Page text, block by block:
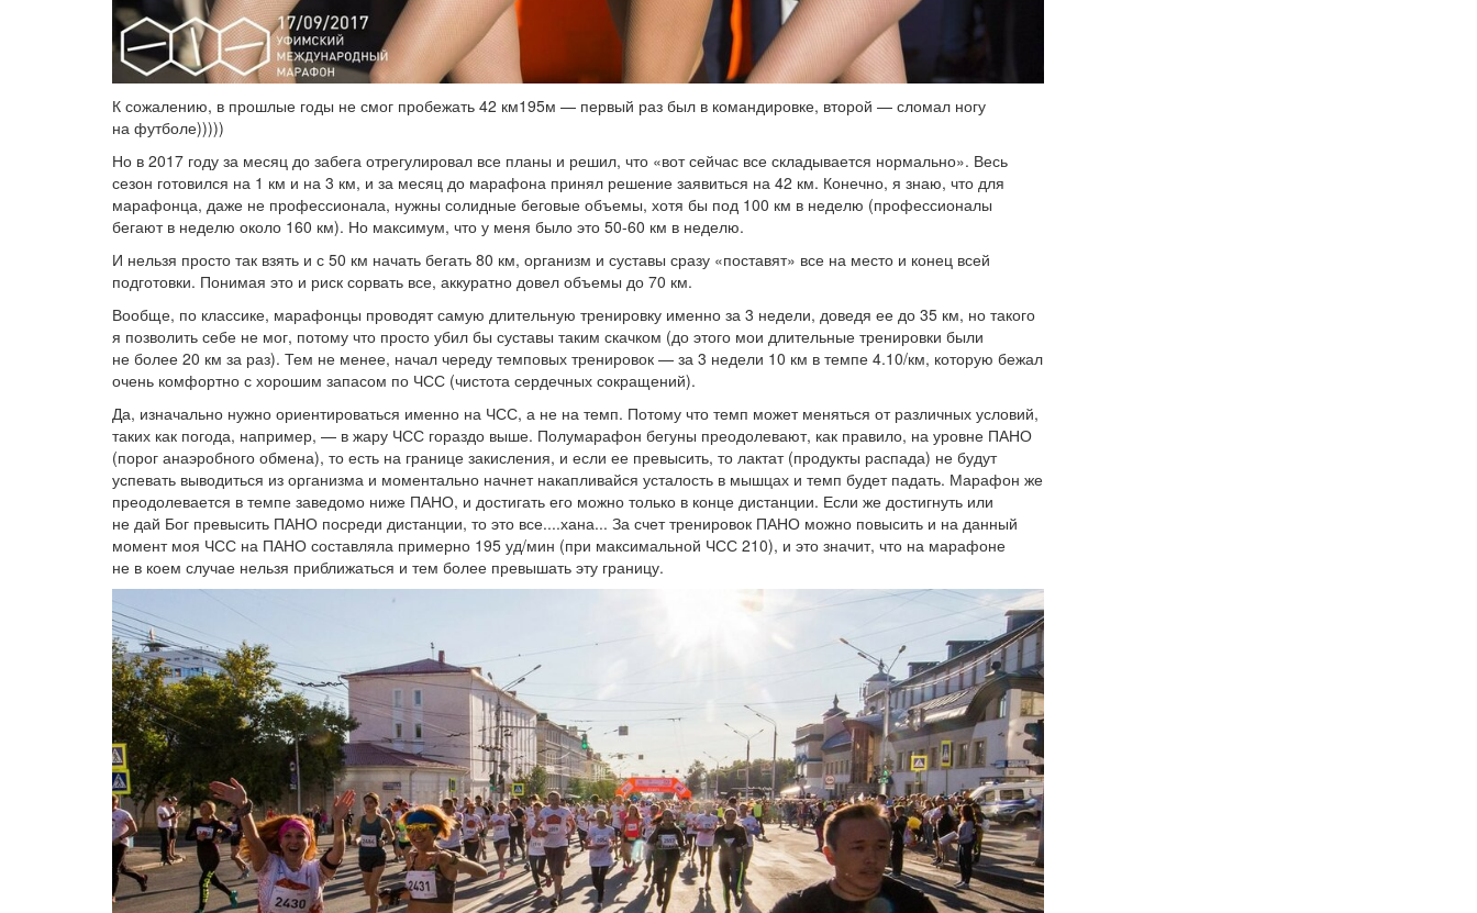
К сожалению, в прошлые годы не смог пробежать 42 км195м — первый раз был в командировке, второй — сломал ногу
на футболе)))))
Но в 2017 году за месяц до забега отрегулировал все планы и решил, что «вот сейчас все складывается нормально». Весь
сезон готовился на 1 км и на 3 км, и за месяц до марафона принял решение заявиться на 42 км. Конечно, я знаю, что для
марафонца, даже не профессионала, нужны солидные беговые объемы, хотя бы под 100 км в неделю (профессионалы
бегают в неделю около 160 км). Но максимум, что у меня было это 50-60 км в неделю.
И нельзя просто так взять и с 50 км начать бегать 80 км, организм и суставы сразу «поставят» все на место и конец всей
подготовки. Понимая это и риск сорвать все, аккуратно довел объемы до 70 км.
Вообще, по классике, марафонцы проводят самую длительную тренировку именно за 3 недели, доведя ее до 35 км, но такого
я позволить себе не мог, потому что просто убил бы суставы таким скачком (до этого мои длительные тренировки были
не более 20 км за раз). Тем не менее, начал череду темповых тренировок — за 3 недели 10 км в темпе 4.10/км, которую бежал
очень комфортно с хорошим запасом по ЧСС (чистота сердечных сокращений).
Да, изначально нужно ориентироваться именно на ЧСС, а не на темп. Потому что темп может меняться от различных условий,
таких как погода, например, — в жару ЧСС гораздо выше. Полумарафон бегуны преодолевают, как правило, на уровне ПАНО
(порог анаэробного обмена), то есть на границе закисления, и если ее превысить, то лактат (продукты распада) не будут
успевать выводиться из организма и моментально начнет накапливайся усталость в мышцах и темп будет падать. Марафон же
преодолевается в темпе заведомо ниже ПАНО, и достигать его можно только в конце дистанции. Если же достигнуть или
не дай Бог превысить ПАНО посреди дистанции, то это все....хана... За счет тренировок ПАНО можно повысить и на данный
момент моя ЧСС на ПАНО составляла примерно 195 уд/мин (при максимальной ЧСС 210), и это значит, что на марафоне
не в коем случае нельзя приближаться и тем более превышать эту границу.